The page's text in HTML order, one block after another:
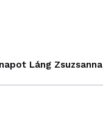
Láng Zsuzsanna